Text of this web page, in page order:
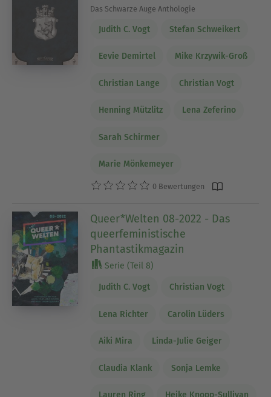
Das Schwarze Auge Anthologie
Judith C. Vogt Stefan Schweikert
Eevie Demirtel Mike Krzywik-Groß
Christian Lange Christian Vogt
Henning Mützlitz Lena Zeferino
Sarah Schirmer
Marie Mönkemeyer
0 Bewertungen
Queer*Welten 08-2022 - Das
queerfeministische
Phantastikmagazin
Serie (Teil 8)
Judith C. Vogt Christian Vogt
Lena Richter Carolin Lüders
Aiki Mira Linda-Julie Geiger
Claudia Klank Sonja Lemke